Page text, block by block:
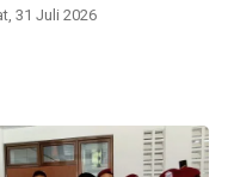
31 Juli 2026